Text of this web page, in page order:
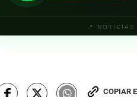
📍
COPIAR